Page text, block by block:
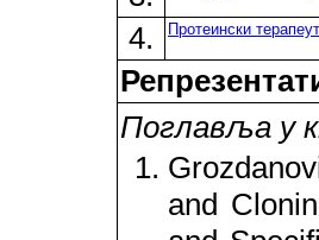
4. Протеински
Поглавља у
and